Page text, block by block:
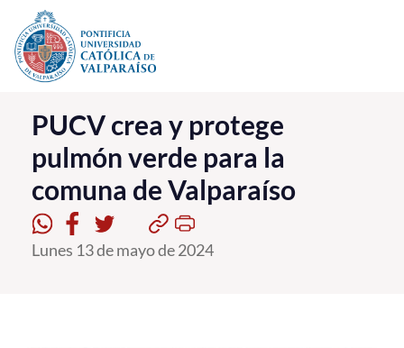
Click acá para ir directamente al contenido
La Universidad
Investigación, Creación e Innovación
PUCV Internacional
Vinculación con el Medio
PUCV crea y protege
pulmón verde para la
comuna de Valparaíso
Lunes 13 de mayo de 2024